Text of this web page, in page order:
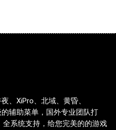
、XiPro、北域、黄昏、
辅助菜单，国外专业团队打
系统支持，给您完美的的游戏